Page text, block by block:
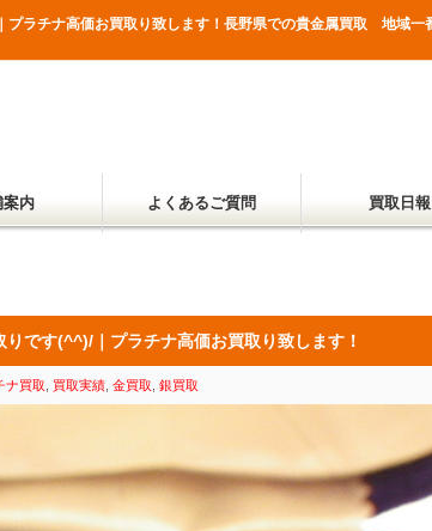
プラチナ高価お買取り致します！長野県での貴金属買取 地域
案内 よくあるご質問 買取日報
です(^^)/｜プラチナ高価お買取り致します！
ナ買取 買取実績 金買取 銀買取